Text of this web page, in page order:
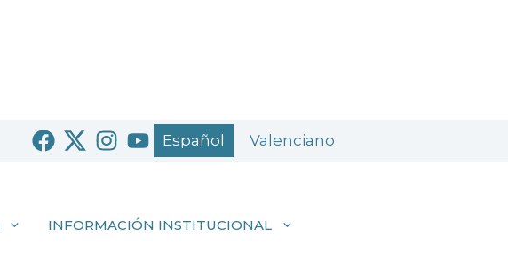
Español Valenciano
INFORMACIÓN INSTITUCIONAL